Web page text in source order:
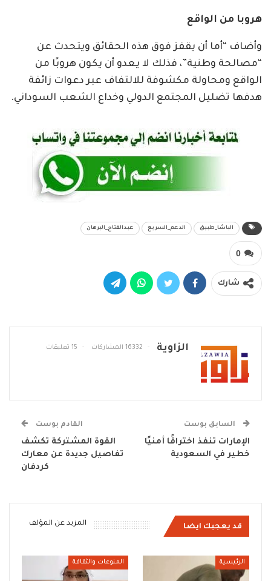
هروبا من الواقع
وأضاف “أما أن يقفز فوق هذه الحقائق ويتحدث عن
“مصالحة وطنية”، فذلك لا يعدو أن يكون هروبًا من
الواقع ومحاولة مكشوفة للالتفاف عبر دعوات زائفة
هدفها تضليل المجتمع الدولي وخداع الشعب السوداني.
الباشا_طبيق الدعم_السريع عبدالفتاح_البرهان
0
شارك
الزاوية 16332 المشاركات 15 تعليقات
السابق بوست
الإمارات تنفذ اختراقًا أمنيًا
خطير في السعودية
القادم بوست
القوة المشتركة تكشف
تفاصيل جديدة عن معارك
كردفان
قد يعجبك ايضا المزيد عن المؤلف
الرئيسية المنوعات والثقافة